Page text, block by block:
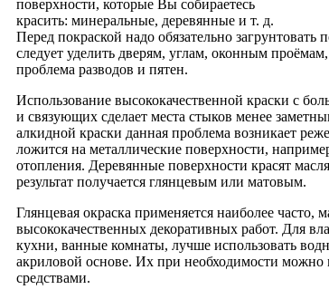
поверхности, которые Вы собираетесь
красить: минеральные, деревянные и т. д.
Перед покраской надо обязательно
следует уделить дверям, углам, оконным
проблема разводов и пятен.
Использование высококачественной краски с
и связующих сделает места стыков менее
алкидной краски данная проблема возникает
ложится на металлические поверхности,
отопления. Деревянные поверхности красят
результат получается глянцевым или матовым.
Глянцевая окраска применяется наиболее часто,
высококачественных декоративных работ. Для
кухни, ванные комнаты, лучше использовать
акриловой основе. Их при необходимости
средствами.